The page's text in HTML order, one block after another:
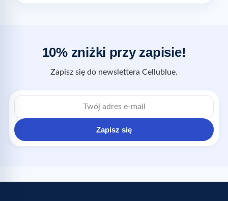
10% zniżki przy zapisie!
Zapisz się do newslettera Cellublue.
Zapisz się